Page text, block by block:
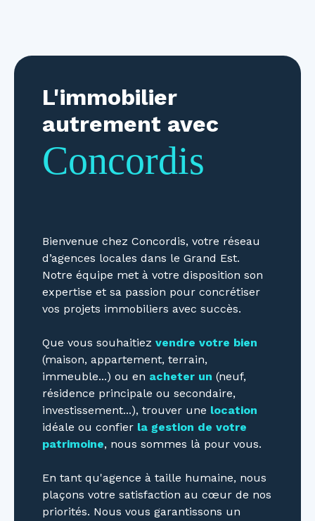
L'immobilier
autrement avec
Concordis
Bienvenue chez Concordis, votre réseau
d’agences locales dans le Grand Est.
Notre équipe met à votre disposition son
expertise et sa passion pour concrétiser
vos projets immobiliers avec succès.
Que vous souhaitiez vendre votre bien
(maison, appartement, terrain,
immeuble...) ou en acheter un (neuf,
résidence principale ou secondaire,
investissement...), trouver une location
idéale ou confier la gestion de votre
patrimoine, nous sommes là pour vous.
En tant qu'agence à taille humaine, nous
plaçons votre satisfaction au cœur de nos
priorités. Nous vous garantissons un